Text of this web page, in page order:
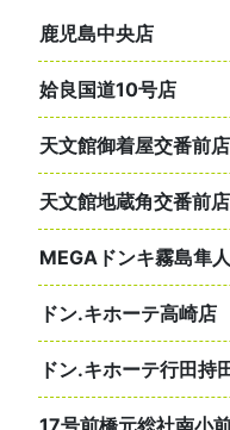
鹿児島中央店
姶良国道10号店
天文館御着屋交番前店
天文館地蔵角交番前店
MEGAドンキ霧島隼
ドン.キホーテ高崎店
ドン.キホーテ行田持
17号前橋元総社南小